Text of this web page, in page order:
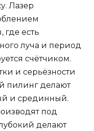
Лазер
где есть
луча и период
счётчиком.
и серьёзности
пилинг делают
и срединный.
под
делают